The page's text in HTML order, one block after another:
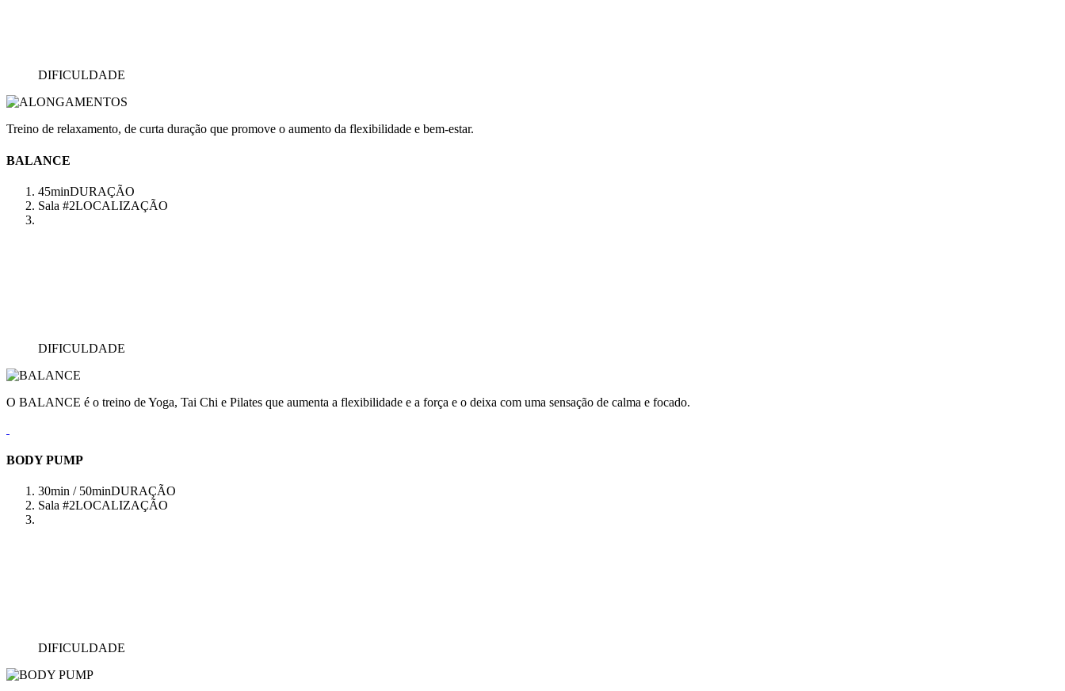
DIFICULDADE
Treino de relaxamento, de curta duração que promove o aumento da flexibilidade e bem-estar.
BALANCE
45minDURAÇÃO
Sala #2LOCALIZAÇÃO
DIFICULDADE
O BALANCE é o treino de Yoga, Tai Chi e Pilates que aumenta a flexibilidade e a força e o deixa com uma sensação de calma e focado.
BODY PUMP
30min / 50minDURAÇÃO
Sala #2LOCALIZAÇÃO
DIFICULDADE